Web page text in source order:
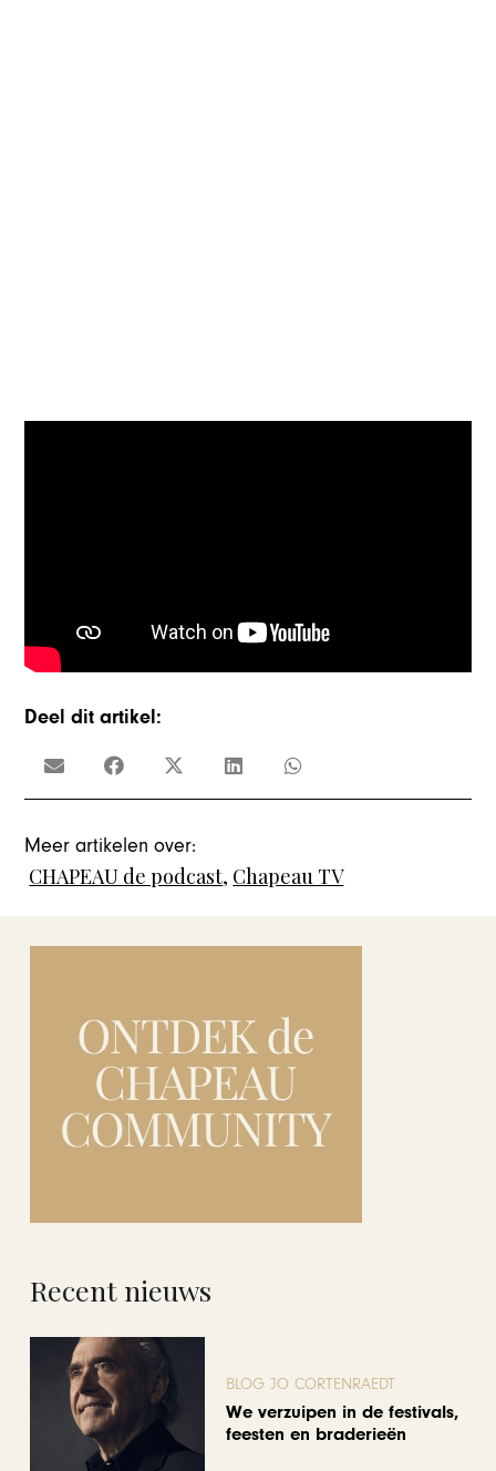
Deel dit artikel:
Meer artikelen over:
CHAPEAU de podcast, Chapeau TV
Recent nieuws
BLOG JO CORTENRAEDT
We verzuipen in de festivals,
feesten en braderieën